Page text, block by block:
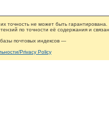
точность не может быть гарантирована.
по точности её содержания и
почтовых индексов —
Privacy Policy